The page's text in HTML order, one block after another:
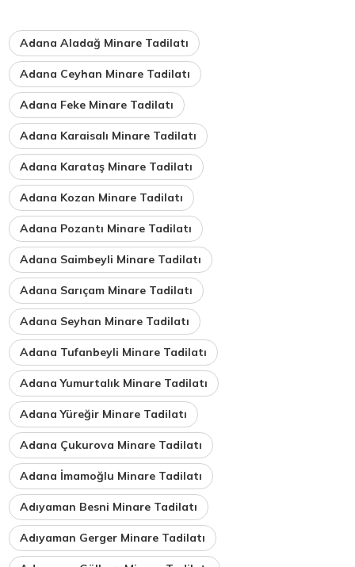
Adana Aladağ Minare Tadilatı
Adana Ceyhan Minare Tadilatı
Adana Feke Minare Tadilatı
Adana Karaisalı Minare Tadilatı
Adana Karataş Minare Tadilatı
Adana Kozan Minare Tadilatı
Adana Pozantı Minare Tadilatı
Adana Saimbeyli Minare Tadilatı
Adana Sarıçam Minare Tadilatı
Adana Seyhan Minare Tadilatı
Adana Tufanbeyli Minare Tadilatı
Adana Yumurtalık Minare Tadilatı
Adana Yüreğir Minare Tadilatı
Adana Çukurova Minare Tadilatı
Adana İmamoğlu Minare Tadilatı
Adıyaman Besni Minare Tadilatı
Adıyaman Gerger Minare Tadilatı